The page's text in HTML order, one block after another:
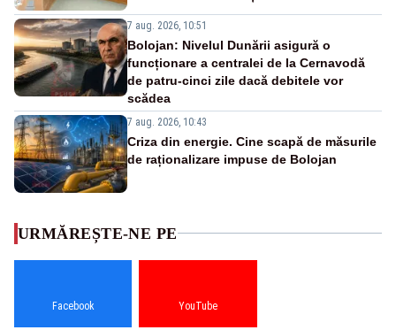
7 aug. 2026, 10:51
Bolojan: Nivelul Dunării asigură o
funcționare a centralei de la Cernavodă
de patru-cinci zile dacă debitele vor
scădea
7 aug. 2026, 10:43
Criza din energie. Cine scapă de măsurile
de raționalizare impuse de Bolojan
URMĂREȘTE-NE PE
Facebook YouTube